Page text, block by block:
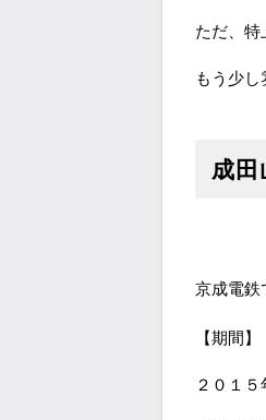
ただ、特
もう少し
成
京成電鉄
【期間】
２０１